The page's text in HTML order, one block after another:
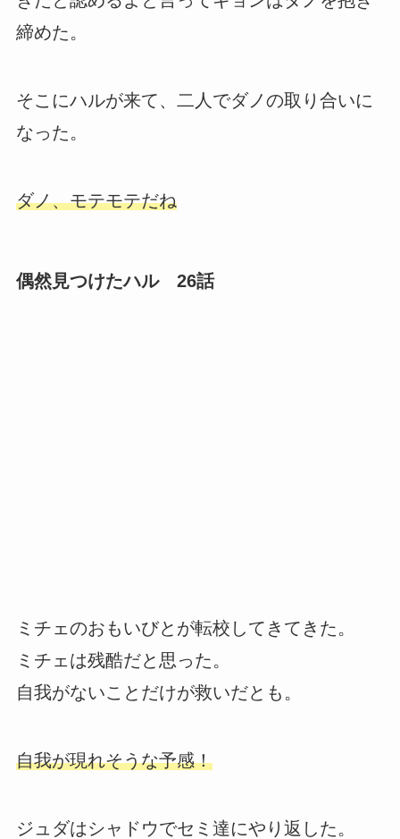
締めた。
そこにハルが来て、二人でダノの取り合いに
なった。
ダノ、モテモテだね
偶然見つけたハル 26話
ミチェのおもいびとが転校してきてきた。
ミチェは残酷だと思った。
自我がないことだけが救いだとも。
自我が現れそうな予感！
ジュダはシャドウでセミ達にやり返した。